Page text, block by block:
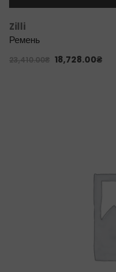
Zilli
Ремень
23,410.00₴ 18,728.00₴